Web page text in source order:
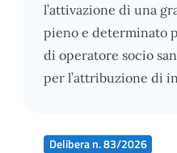
l’attivazione di una
pieno e determinato
di operatore socio
per l’attribuzione di
Delibera n. 83/2026